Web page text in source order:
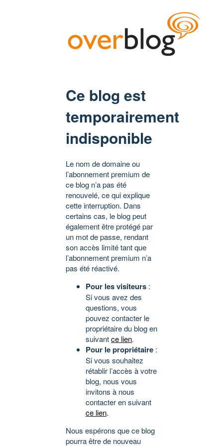
Ce blog est
temporairement
indisponible
Le nom de domaine ou
l’abonnement premium de
ce blog n’a pas été
renouvelé, ce qui explique
cette interruption. Dans
certains cas, le blog peut
également être protégé par
un mot de passe, rendant
son accès limité tant que
l’abonnement premium n’a
pas été réactivé.
Pour les visiteurs :
Si vous avez des
questions, vous
pouvez contacter le
propriétaire du blog en
suivantce lien.
Pour le propriétaire :
Si vous souhaitez
rétablir l’accès à votre
blog, nous vous
invitons à nous
contacter en suivant
ce lien.
Nous espérons que ce blog
pourra être de nouveau